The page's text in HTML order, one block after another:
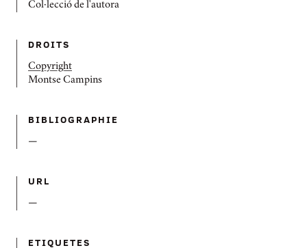
Col·lecció de l'autora
DROITS
Copyright
Montse Campins
BIBLIOGRAPHIE
—
URL
—
ETIQUETES